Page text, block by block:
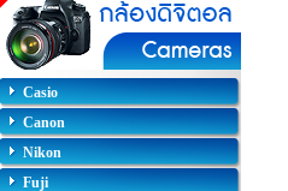
Casio
Canon
Nikon
Fuji